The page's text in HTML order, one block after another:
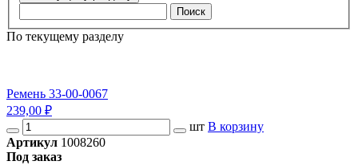
Поиск
По текущему разделу
Ремень 33-00-0067
239,00 ₽
шт В корзину
Артикул 1008260
Под заказ